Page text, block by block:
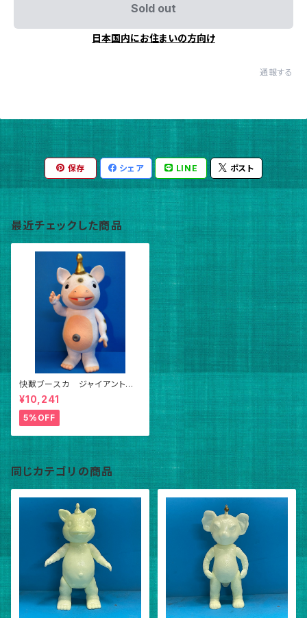
Sold out
日本国内にお住まいの方向け
通報する
保存 シェア LINE ポスト
最近チェックした商品
快獣ブースカ ジャイアント
ホワイト・白色
¥10,241
5%OFF
同じカテゴリの商品